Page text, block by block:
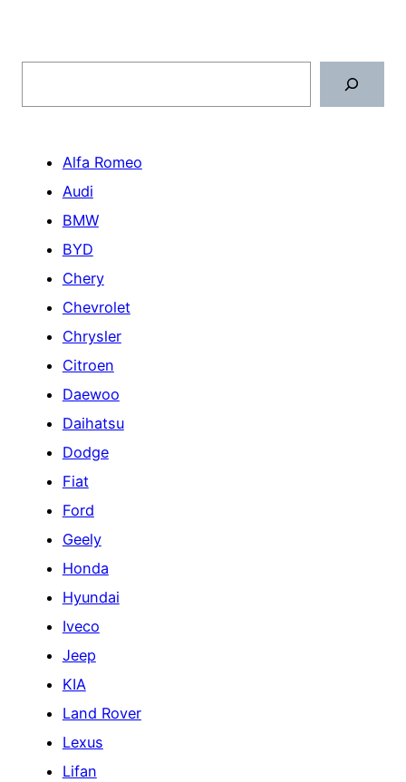
Alfa Romeo
Audi
BMW
BYD
Chery
Chevrolet
Chrysler
Citroen
Daewoo
Daihatsu
Dodge
Fiat
Ford
Geely
Honda
Hyundai
Iveco
Jeep
KIA
Land Rover
Lexus
Lifan